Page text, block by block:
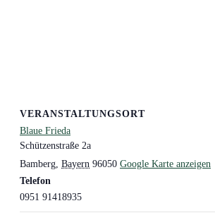
VERANSTALTUNGSORT
Blaue Frieda
Schützenstraße 2a
Bamberg Bayern 96050 Google Karte anzeigen
Telefon
0951 91418935